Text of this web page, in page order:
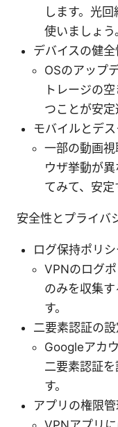
します。光
使いましょう
デバイスの健
OSのアップ
トレージの
つことが安定
モバイルとデ
一部の動画
ウザ挙動が
てみて、安定
安全性とプライバ
ログ保持ポリ
VPNのログ
のみを収集
す。
二要素認証の設
Googleアカ
二要素認証
す。
アプリの権限管